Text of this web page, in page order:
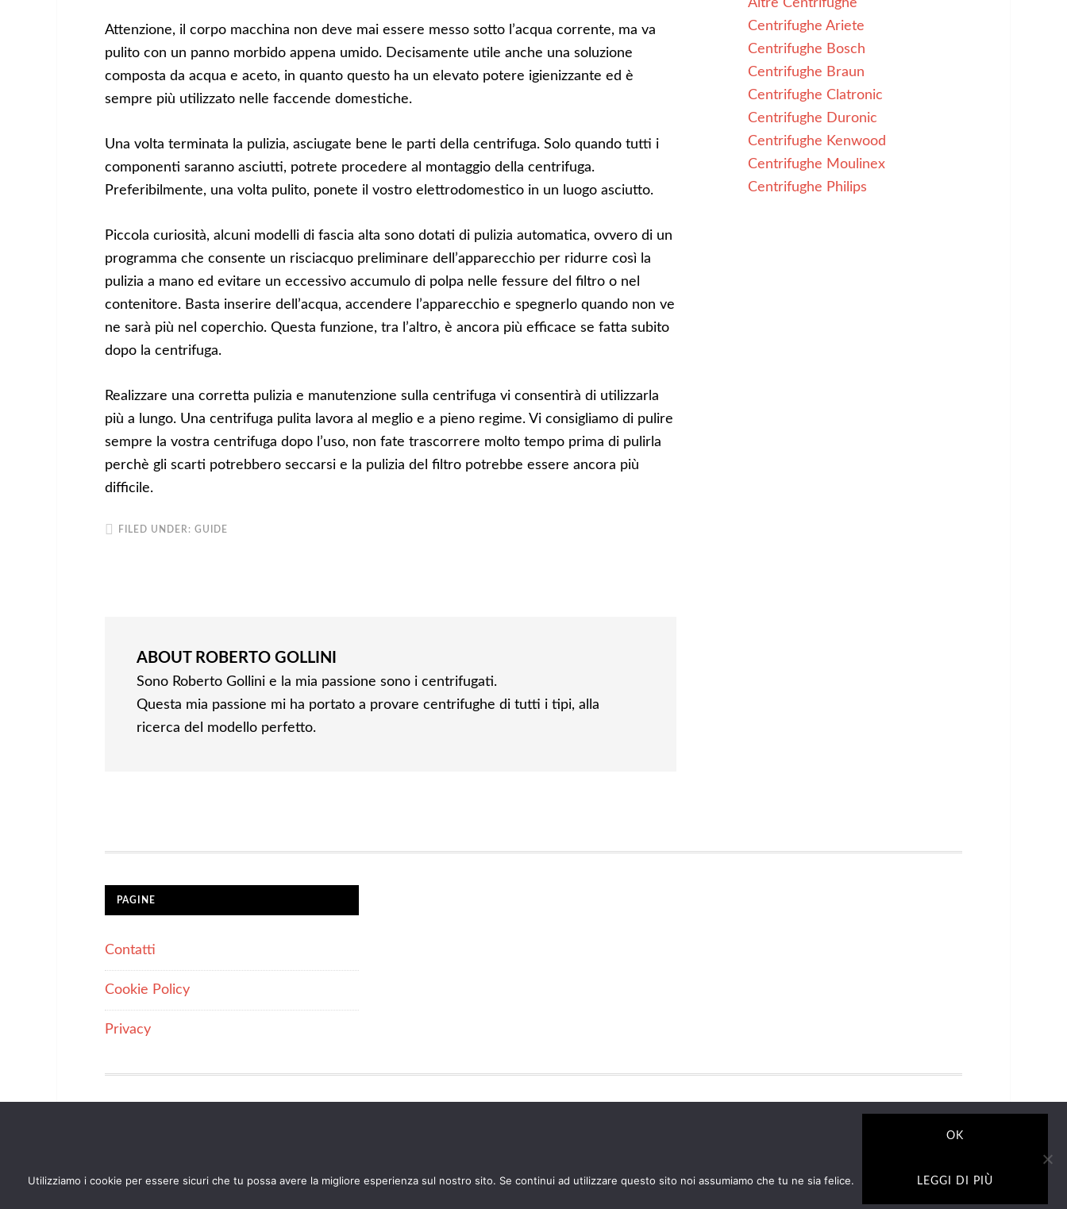
Attenzione, il corpo macchina non deve mai essere messo sotto l’acqua corrente, ma va
pulito con un panno morbido appena umido. Decisamente utile anche una soluzione
composta da acqua e aceto, in quanto questo ha un elevato potere igienizzante ed è
sempre più utilizzato nelle faccende domestiche.
Una volta terminata la pulizia, asciugate bene le parti della centrifuga. Solo quando tutti i
componenti saranno asciutti, potrete procedere al montaggio della centrifuga.
Preferibilmente, una volta pulito, ponete il vostro elettrodomestico in un luogo asciutto.
Piccola curiosità, alcuni modelli di fascia alta sono dotati di pulizia automatica, ovvero di un
programma che consente un risciacquo preliminare dell’apparecchio per ridurre così la
pulizia a mano ed evitare un eccessivo accumulo di polpa nelle fessure del filtro o nel
contenitore. Basta inserire dell’acqua, accendere l’apparecchio e spegnerlo quando non ve
ne sarà più nel coperchio. Questa funzione, tra l’altro, è ancora più efficace se fatta subito
dopo la centrifuga.
Realizzare una corretta pulizia e manutenzione sulla centrifuga vi consentirà di utilizzarla
più a lungo. Una centrifuga pulita lavora al meglio e a pieno regime. Vi consigliamo di pulire
sempre la vostra centrifuga dopo l’uso, non fate trascorrere molto tempo prima di pulirla
perchè gli scarti potrebbero seccarsi e la pulizia del filtro potrebbe essere ancora più
difficile.
FILED UNDER: GUIDE
ABOUT ROBERTO GOLLINI
Sono Roberto Gollini e la mia passione sono i centrifugati.
Questa mia passione mi ha portato a provare centrifughe di tutti i tipi, alla
ricerca del modello perfetto.
Altre Centrifughe
Centrifughe Ariete
Centrifughe Bosch
Centrifughe Braun
Centrifughe Clatronic
Centrifughe Duronic
Centrifughe Kenwood
Centrifughe Moulinex
Centrifughe Philips
PAGINE
Contatti
Cookie Policy
Privacy
IL SITO PARTECIPA A PROGRAMMI DI AFFILIAZIONE COME IL PROGRAMMA AFFILIAZIONE AMAZON EU, UN PROGRAMMA DI AFFILIAZIONE CHE PERMETTE AI
Utilizziamo i cookie per essere sicuri che tu possa avere la migliore esperienza sul nostro sito. Se continui ad utilizzare questo sito noi assumiamo che tu ne sia felice.
OK
LEGGI DI PIÙ